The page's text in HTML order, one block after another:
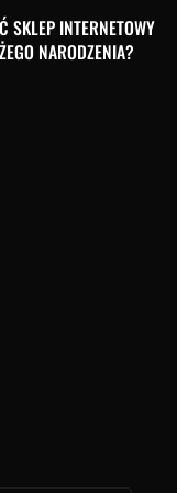
SKLEP INTERNETOWY
NARODZENIA?